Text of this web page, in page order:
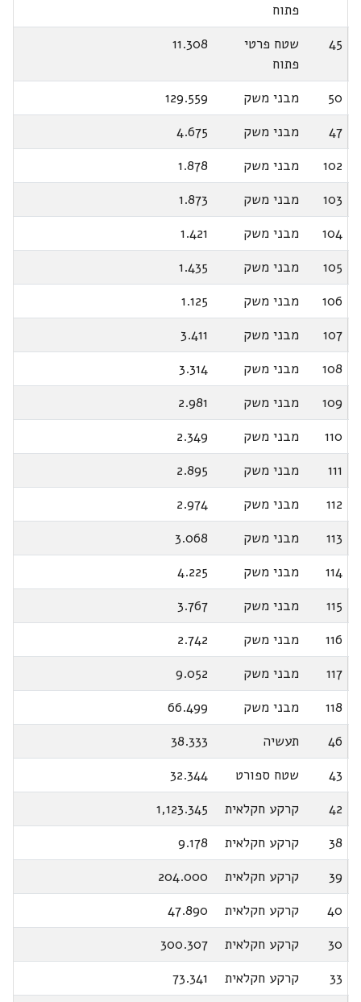
פתוח
45
שטח פרטי
פתוח
11.308
50 מבני משק
129.559
47
מבני משק
4.675
102
מבני משק
1.878
103
מבני משק
1.873
104
מבני משק
1.421
105
מבני משק
1.435
106
מבני משק
1.125
107
מבני משק
3.411
108
מבני משק
3.314
109
מבני משק
2.981
110
מבני משק
2.349
111
מבני משק
2.895
112
מבני משק
2.974
113
מבני משק
3.068
114
מבני משק
4.225
115
מבני משק
3.767
116
מבני משק
2.742
117
מבני משק
9.052
118
מבני משק
66.499
46
תעשיה
38.333
43
שטח ספורט
32.344
42
קרקע חקלאית
1,123.345
38
קרקע חקלאית
9.178
39
קרקע חקלאית
204.000
40
קרקע חקלאית
47.890
30
קרקע חקלאית
300.307
33
קרקע חקלאית
73.341